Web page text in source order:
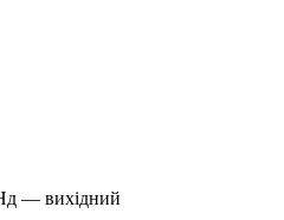
— вихідний